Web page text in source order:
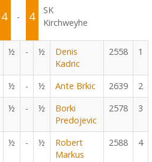
4 - 4
SK
Kirchweyhe
½ - ½
Denis
Kadric
2558 1
½ - ½ Ante Brkic 2639
2
½ - ½
Borki
Predojevic
2578 3
½ - ½
Robert
Markus
2588 4